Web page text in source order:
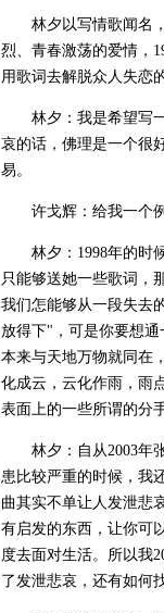
林夕以写情歌闻名
烈、青春激荡的爱情，
用歌词去解脱众人失恋
林夕：我是希望写
哀的话，佛理是一个很
易。
许戈辉：给我一个
林夕：1998年的时
只能够送她一些歌词，
我们怎能够从一段失去
放得下"，可是你要想
本来与天地万物就同在
化成云，云化作雨，雨
表面上的一些所谓的分
林夕：自从2003年
患比较严重的时候，我
曲其实不单让人发泄悲
有启发的东西，让你可
度去面对生活。所以我
了发泄悲哀，还有如何